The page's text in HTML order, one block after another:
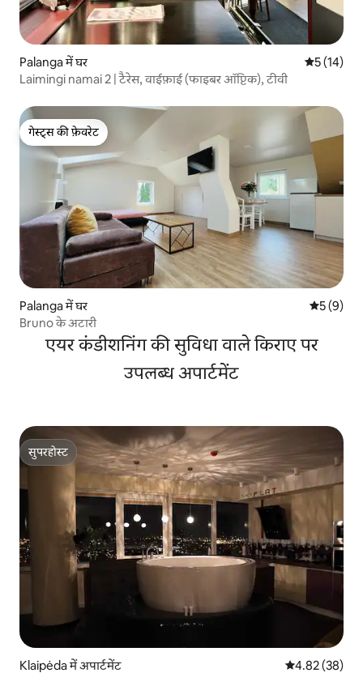
Palanga में घर औसत रेटिंग
5 (14)
Laimingi namai 2 | टैरेस, वाईफ़ाई (फाइबर ऑप्टिक), टीवी
गेस्ट्स की फ़ेवरेट
गेस्ट्स की फ़ेवरेट
Palanga में घर औसत रेटिंग
5 (9)
Bruno के अटारी
एयर कंडीशनिंग की सुविधा वाले किराए पर
उपलब्ध अपार्टमेंट
सुपरहोस्ट
सुपरहोस्ट
Klaipėda में अपार्टमेंट औसत रेटिंग 5 में
4.82 (38)